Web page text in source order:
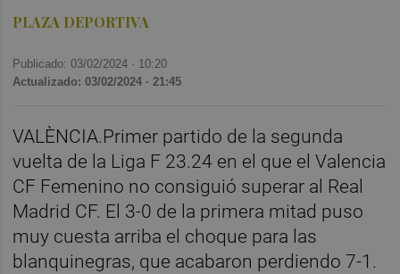
PLAZA DEPORTIVA
Publicado: 03/02/2024 · 10:20
Actualizado: 03/02/2024 · 21:45
VALÈNCIA.Primer partido de la segunda
vuelta de la Liga F 23.24 en el que el Valencia
CF Femenino no consiguió superar al Real
Madrid CF. El 3-0 de la primera mitad puso
muy cuesta arriba el choque para las
blanquinegras, que acabaron perdiendo 7-1.